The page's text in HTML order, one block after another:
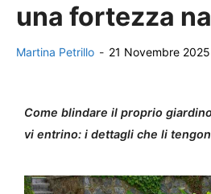
una fortezza
Martina Petrillo - 21 Novembre 2025
Come blindare il proprio
vi entrino: i dettagli che li